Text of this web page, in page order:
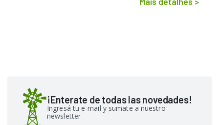
¡Enterate de todas las novedades!
Ingresá tu e-mail y sumate a nuestro
newsletter